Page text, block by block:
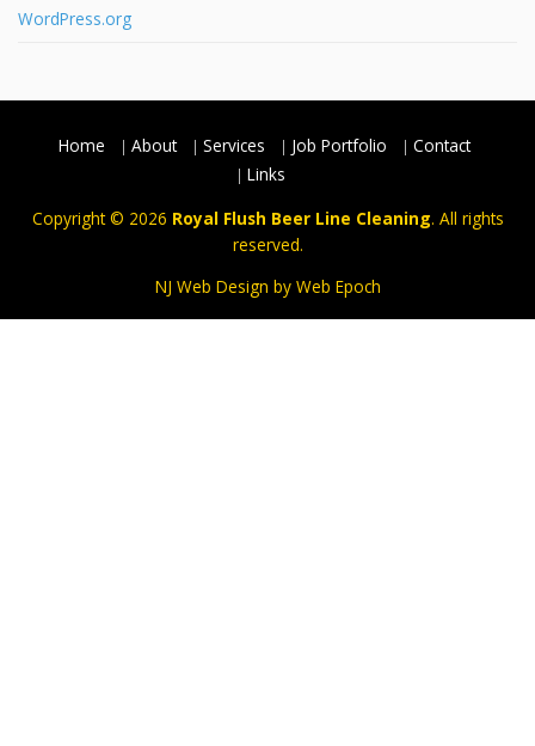
WordPress.org
Home About Services Job Portfolio
Contact
Links
Copyright © 2026 Royal Flush Beer Line Cleaning. All rights
reserved.
NJ Web Design by Web Epoch